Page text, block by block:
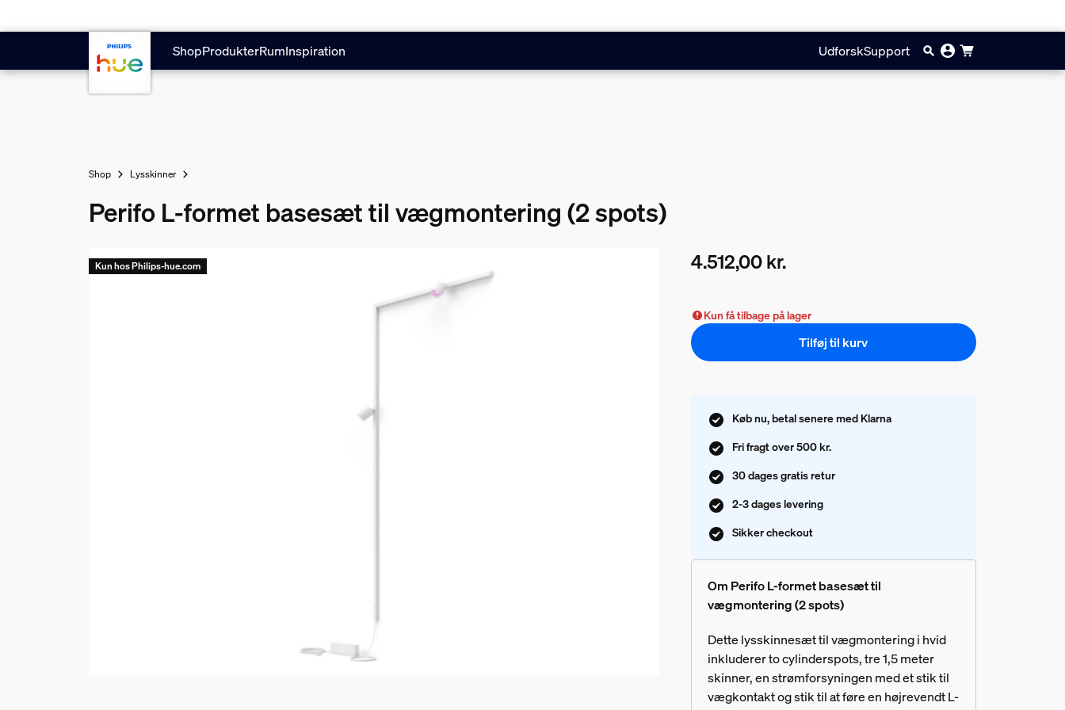
ShopProdukterRumInspiration UdforskSupport
Shop Lysskinner
Perifo L-formet basesæt til vægmontering (2 spots)
4.512,00 kr.
Kun hos Philips-hue.com
Kun få tilbage på lager
Tilføj til kurv
Køb nu, betal senere med Klarna
Fri fragt over 500 kr.
30 dages gratis retur
2-3 dages levering
Sikker checkout
Om Perifo L-formet basesæt til
vægmontering (2 spots)
Dette lysskinnesæt til vægmontering i hvid
inkluderer to cylinderspots, tre 1,5 meter
skinner, en strømforsyningen med et stik til
vægkontakt og stik til at føre en højrevendt L-